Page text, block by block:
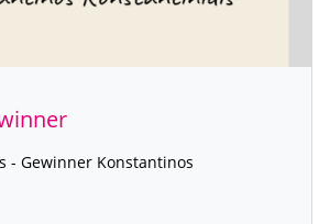
- Gewinner Konstantinos